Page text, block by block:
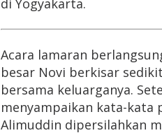
di Yogyakarta.
Acara lamaran
besar Novi berkisar
bersama keluarganya.
menyampaikan kata-kata
Alimuddin dipersilahkan